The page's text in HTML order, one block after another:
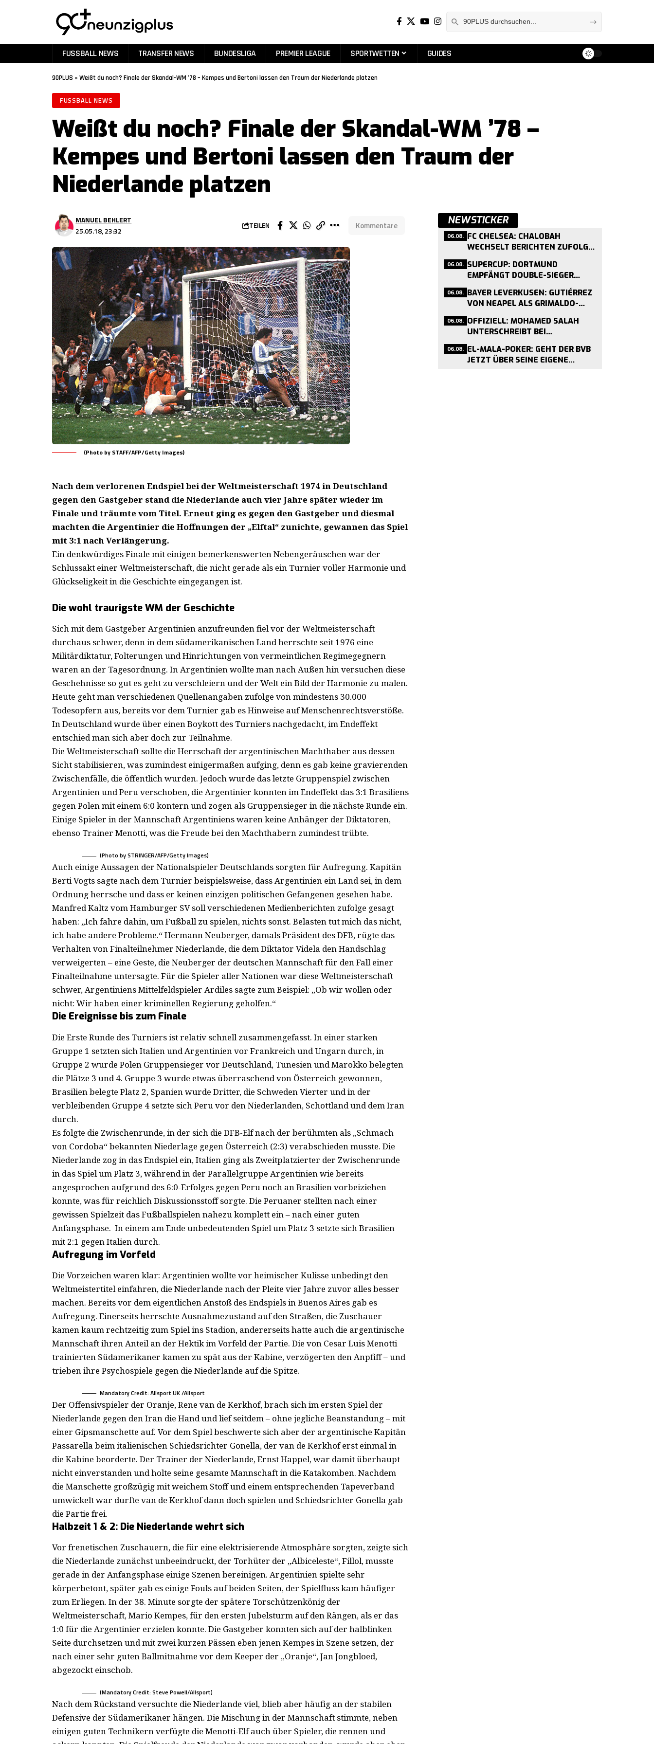
FUSSBALL NEWS TRANSFER NEWS BUNDESLIGA PREMIER LEAGUE SPORTWETTEN GUIDES
90PLUS » Weißt du noch? Finale der Skandal-WM ’78 – Kempes und Bertoni lassen den Traum der Niederlande platzen
FUSSBALL NEWS
Weißt du noch? Finale der Skandal-WM ’78 –
Kempes und Bertoni lassen den Traum der
Niederlande platzen
25.05.18, 23:32
MANUEL BEHLERT
TEILEN Kommentare
(Photo by STAFF/AFP/Getty Images)
Nach dem verlorenen Endspiel bei der Weltmeisterschaft 1974 in Deutschland
gegen den Gastgeber stand die Niederlande auch vier Jahre später wieder im
Finale und träumte vom Titel. Erneut ging es gegen den Gastgeber und diesmal
machten die Argentinier die Hoffnungen der „Elftal“ zunichte, gewannen das Spiel
mit 3:1 nach Verlängerung.
Ein denkwürdiges Finale mit einigen bemerkenswerten Nebengeräuschen war der
Schlussakt einer Weltmeisterschaft, die nicht gerade als ein Turnier voller Harmonie und
Glückseligkeit in die Geschichte eingegangen ist.
Die wohl traurigste WM der Geschichte
Sich mit dem Gastgeber Argentinien anzufreunden fiel vor der Weltmeisterschaft
durchaus schwer, denn in dem südamerikanischen Land herrschte seit 1976 eine
Militärdiktatur, Folterungen und Hinrichtungen von vermeintlichen Regimegegnern
waren an der Tagesordnung. In Argentinien wollte man nach Außen hin versuchen diese
Geschehnisse so gut es geht zu verschleiern und der Welt ein Bild der Harmonie zu malen.
Heute geht man verschiedenen Quellenangaben zufolge von mindestens 30.000
Todesopfern aus, bereits vor dem Turnier gab es Hinweise auf Menschenrechtsverstöße.
In Deutschland wurde über einen Boykott des Turniers nachgedacht, im Endeffekt
entschied man sich aber doch zur Teilnahme.
Die Weltmeisterschaft sollte die Herrschaft der argentinischen Machthaber aus dessen
Sicht stabilisieren, was zumindest einigermaßen aufging, denn es gab keine gravierenden
Zwischenfälle, die öffentlich wurden. Jedoch wurde das letzte Gruppenspiel zwischen
Argentinien und Peru verschoben, die Argentinier konnten im Endeffekt das 3:1 Brasiliens
gegen Polen mit einem 6:0 kontern und zogen als Gruppensieger in die nächste Runde ein.
Einige Spieler in der Mannschaft Argentiniens waren keine Anhänger der Diktatoren,
ebenso Trainer Menotti, was die Freude bei den Machthabern zumindest trübte.
(Photo by STRINGER/AFP/Getty Images)
Auch einige Aussagen der Nationalspieler Deutschlands sorgten für Aufregung. Kapitän
Berti Vogts sagte nach dem Turnier beispielsweise, dass Argentinien ein Land sei, in dem
Ordnung herrsche und dass er keinen einzigen politischen Gefangenen gesehen habe.
Manfred Kaltz vom Hamburger SV soll verschiedenen Medienberichten zufolge gesagt
haben: „Ich fahre dahin, um Fußball zu spielen, nichts sonst. Belasten tut mich das nicht,
ich habe andere Probleme.“ Hermann Neuberger, damals Präsident des DFB, rügte das
Verhalten von Finalteilnehmer Niederlande, die dem Diktator Videla den Handschlag
verweigerten – eine Geste, die Neuberger der deutschen Mannschaft für den Fall einer
Finalteilnahme untersagte. Für die Spieler aller Nationen war diese Weltmeisterschaft
schwer, Argentiniens Mittelfeldspieler Ardiles sagte zum Beispiel: „Ob wir wollen oder
nicht: Wir haben einer kriminellen Regierung geholfen.“
Die Ereignisse bis zum Finale
Die Erste Runde des Turniers ist relativ schnell zusammengefasst. In einer starken
Gruppe 1 setzten sich Italien und Argentinien vor Frankreich und Ungarn durch, in
Gruppe 2 wurde Polen Gruppensieger vor Deutschland, Tunesien und Marokko belegten
die Plätze 3 und 4. Gruppe 3 wurde etwas überraschend von Österreich gewonnen,
Brasilien belegte Platz 2, Spanien wurde Dritter, die Schweden Vierter und in der
verbleibenden Gruppe 4 setzte sich Peru vor den Niederlanden, Schottland und dem Iran
durch.
Es folgte die Zwischenrunde, in der sich die DFB-Elf nach der berühmten als „Schmach
von Cordoba“ bekannten Niederlage gegen Österreich (2:3) verabschieden musste. Die
Niederlande zog in das Endspiel ein, Italien ging als Zweitplatzierter der Zwischenrunde
in das Spiel um Platz 3, während in der Parallelgruppe Argentinien wie bereits
angesprochen aufgrund des 6:0-Erfolges gegen Peru noch an Brasilien vorbeiziehen
konnte, was für reichlich Diskussionsstoff sorgte. Die Peruaner stellten nach einer
gewissen Spielzeit das Fußballspielen nahezu komplett ein – nach einer guten
Anfangsphase. In einem am Ende unbedeutenden Spiel um Platz 3 setzte sich Brasilien
mit 2:1 gegen Italien durch.
Aufregung im Vorfeld
Die Vorzeichen waren klar: Argentinien wollte vor heimischer Kulisse unbedingt den
Weltmeistertitel einfahren, die Niederlande nach der Pleite vier Jahre zuvor alles besser
machen. Bereits vor dem eigentlichen Anstoß des Endspiels in Buenos Aires gab es
Aufregung. Einerseits herrschte Ausnahmezustand auf den Straßen, die Zuschauer
kamen kaum rechtzeitig zum Spiel ins Stadion, andererseits hatte auch die argentinische
Mannschaft ihren Anteil an der Hektik im Vorfeld der Partie. Die von Cesar Luis Menotti
trainierten Südamerikaner kamen zu spät aus der Kabine, verzögerten den Anpfiff – und
trieben ihre Psychospiele gegen die Niederlande auf die Spitze.
Mandatory Credit: Allsport UK /Allsport
Der Offensivspieler der Oranje, Rene van de Kerkhof, brach sich im ersten Spiel der
Niederlande gegen den Iran die Hand und lief seitdem – ohne jegliche Beanstandung – mit
einer Gipsmanschette auf. Vor dem Spiel beschwerte sich aber der argentinische Kapitän
Passarella beim italienischen Schiedsrichter Gonella, der van de Kerkhof erst einmal in
die Kabine beorderte. Der Trainer der Niederlande, Ernst Happel, war damit überhaupt
nicht einverstanden und holte seine gesamte Mannschaft in die Katakomben. Nachdem
die Manschette großzügig mit weichem Stoff und einem entsprechenden Tapeverband
umwickelt war durfte van de Kerkhof dann doch spielen und Schiedsrichter Gonella gab
die Partie frei.
Halbzeit 1 & 2: Die Niederlande wehrt sich
Vor frenetischen Zuschauern, die für eine elektrisierende Atmosphäre sorgten, zeigte sich
die Niederlande zunächst unbeeindruckt, der Torhüter der „Albiceleste“, Fillol, musste
gerade in der Anfangsphase einige Szenen bereinigen. Argentinien spielte sehr
körperbetont, später gab es einige Fouls auf beiden Seiten, der Spielfluss kam häufiger
zum Erliegen. In der 38. Minute sorgte der spätere Torschützenkönig der
Weltmeisterschaft, Mario Kempes, für den ersten Jubelsturm auf den Rängen, als er das
1:0 für die Argentinier erzielen konnte. Die Gastgeber konnten sich auf der halblinken
Seite durchsetzen und mit zwei kurzen Pässen eben jenen Kempes in Szene setzen, der
nach einer sehr guten Ballmitnahme vor dem Keeper der „Oranje“, Jan Jongbloed,
abgezockt einschob.
(Mandatory Credit: Steve Powell/Allsport)
Nach dem Rückstand versuchte die Niederlande viel, blieb aber häufig an der stabilen
Defensive der Südamerikaner hängen. Die Mischung in der Mannschaft stimmte, neben
einigen guten Technikern verfügte die Menotti-Elf auch über Spieler, die rennen und
NEWSTICKER
06.08. FC CHELSEA: CHALOBAH
WECHSELT BERICHTEN ZUFOLGE
06.08. SUPERCUP: DORTMUND
EMPFÄNGT DOUBLE-SIEGER
06.08. BAYER LEVERKUSEN: GUTIÉRREZ
VON NEAPEL ALS GRIMALDO-
06.08. OFFIZIELL: MOHAMED SALAH
UNTERSCHREIBT BEI
LIVERPOOL-ÄRA
06.08. EL-MALA-POKER: GEHT DER BVB
JETZT ÜBER SEINE EIGENE